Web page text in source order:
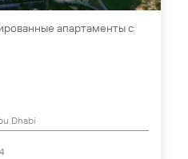
апартаменты с
Dhabi
4